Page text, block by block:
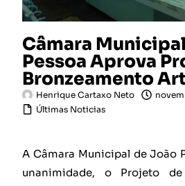
Câmara
Pessoa Aprova
Bronzeamento
Henrique Cartaxo Neto
Últimas Noticias
A Câmara Municipal de João
unanimidade, o Projeto